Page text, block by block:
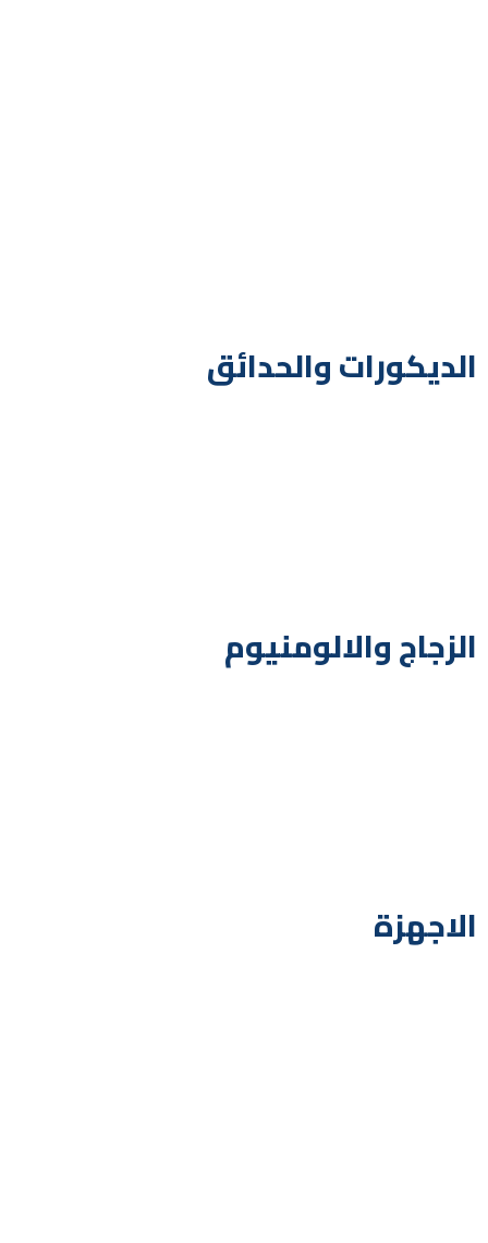
الديكورات والحدائق
الزجاج والالومنيوم
الاجهزة